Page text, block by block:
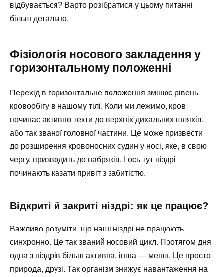
відбувається? Варто розібратися у цьому питанні
більш детально.
Фізіологія носового закладення у
горизонтальному положенні
Перехід в горизонтальне положення змінює рівень
кровообігу в нашому тілі. Коли ми лежимо, кров
починає активно текти до верхніх дихальних шляхів,
або так званої головної частини. Це може призвести
до розширення кровоносних судин у носі, яке, в свою
чергу, призводить до набряків. І ось тут ніздрі
починають казати привіт з забитістю.
Відкриті й закриті ніздрі: як це працює?
Важливо розуміти, що наші ніздрі не працюють
синхронно. Це так званий носовий цикл. Протягом дня
одна з ніздрів більш активна, інша — менш. Це просто
природа, друзі. Так організм знижує навантаження на